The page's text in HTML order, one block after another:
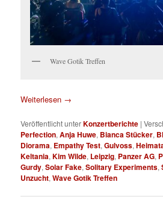
Wave Gotik Treffen
Weiterlesen →
Veröffentlicht unterKonzertberichte |
Perfection,Anja Huwe, Bianca Stücker,
Diorama, Empathy Test,Gulvoss,
Keltania,Kim Wilde, Leipzig, Panzer AG,
Gurdy,Solar Fake,Solitary Experiments,
Unzucht,Wave Gotik Treffen